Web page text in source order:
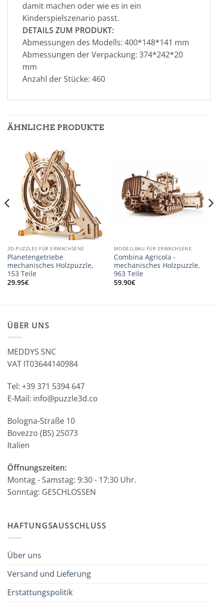
damit machen oder wie es in ein
Kinderspielszenario passt.
DETAILS ZUM PRODUKT:
Abmessungen des Modells: 400*148*141 mm
Abmessungen der Verpackung: 374*242*20
mm
Anzahl der Stücke: 460
ÄHNLICHE PRODUKTE
3D-PUZZLES FÜR ERWACHSENE
Planetengetriebe
mechanisches Holzpuzzle,
153 Teile
29.95€
MODELLBAU FÜR ERWACHSENE
Combina Agricola -
mechanisches Holzpuzzle,
963 Teile
59.90€
ÜBER UNS
MEDDYS SNC
VAT IT03644140984
Tel: +39 371 5394 647
E-Mail: info@puzzle3d.co
Bologna-Straße 10
Bovezzo (BS) 25073
Italien
Öffnungszeiten:
Montag - Samstag: 9:30 - 17:30 Uhr.
Sonntag: GESCHLOSSEN
HAFTUNGSAUSSCHLUSS
Über uns
Versand und Lieferung
Erstattungspolitik